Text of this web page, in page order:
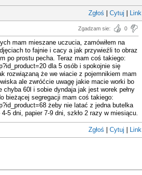
Zgłoś Cytuj Link
Zgadzam sie: 0
mam mieszane uczucia, zamówiłem na
to fajnie i cacy a jak przywieźli to obraz
po prostu pecha. Teraz mam coś takiego:
dla 5 osób i spokojnie się
rozwiązaną że we wiacie z pojemnikiem mam
ale zwróćcie uwagę jakie macie worki bo
chyba 60l i sobie dyndaja jak jest worek pełny
bieżącej segregacji mam coś takiego:
żeby nie latać z jedna butelka
5 dni, papier 7-9 dni, szkło 2 razy w miesiącu.
Zgłoś Cytuj Link